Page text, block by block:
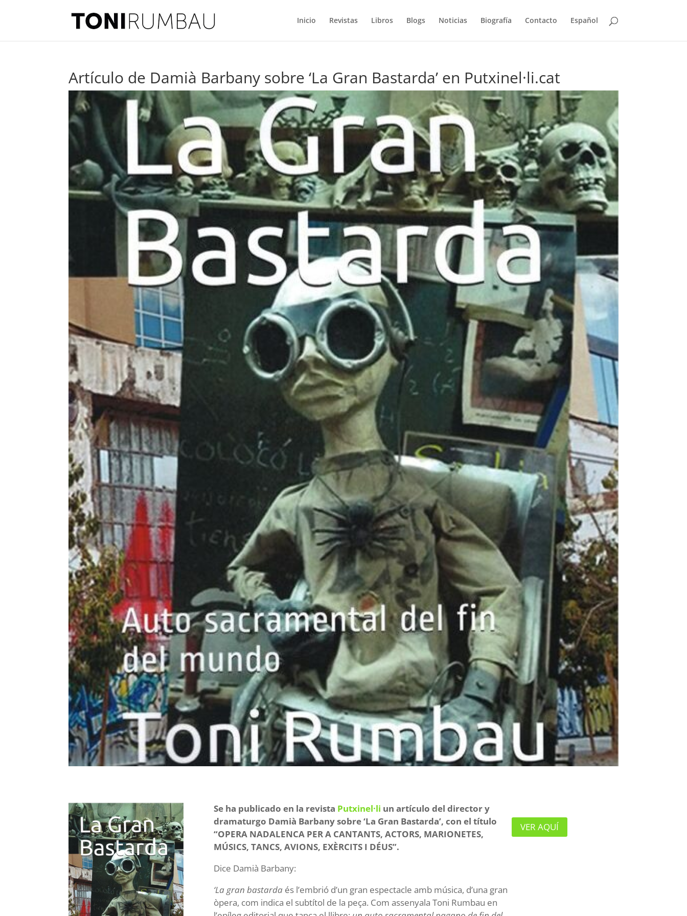
Inicio Revistas Libros Blogs Noticias Biografía Contacto Español
Artículo de Damià Barbany sobre ‘La Gran Bastarda’ en Putxinel·li.cat
Se ha publicado en la revista Putxinel·li un artículo del director y
dramaturgo Damià Barbany sobre ‘La Gran Bastarda’, con el título
“OPERA NADALENCA PER A CANTANTS, ACTORS, MARIONETES,
MÚSICS, TANCS, AVIONS, EXÈRCITS I DÉUS”.
Dice Damià Barbany:
‘La gran bastardaés l’embrió d’un gran espectacle amb música, d’una gran
òpera, com indica el subtítol de la peça. Com assenyala Toni Rumbau en
VER AQUÍ